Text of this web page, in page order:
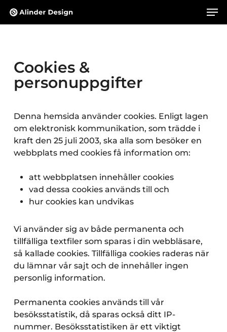
Cookies &
personuppgifter
Denna hemsida använder cookies. Enligt lagen
om elektronisk kommunikation, som trädde i
kraft den 25 juli 2003, ska alla som besöker en
webbplats med cookies få information om:
att webbplatsen innehåller cookies
vad dessa cookies används till och
hur cookies kan undvikas
Vi använder sig av både permanenta och
tillfälliga textfiler som sparas i din webbläsare,
så kallade cookies. Tillfälliga cookies raderas när
du lämnar vår sajt och de innehåller ingen
personlig information.
Permanenta cookies används till vår
besöksstatistik, då sparas också ditt IP-
nummer. Besöksstatistiken är ett viktigt